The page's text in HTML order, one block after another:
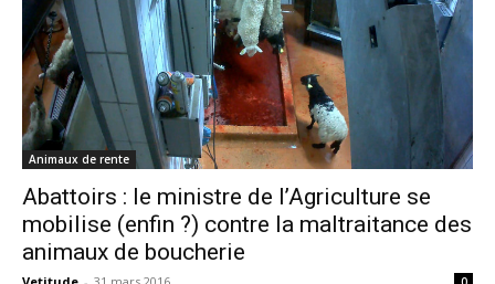
Animaux de rente
Abattoirs : le ministre de l’Agriculture se
mobilise (enfin ?) contre la maltraitance des
animaux de boucherie